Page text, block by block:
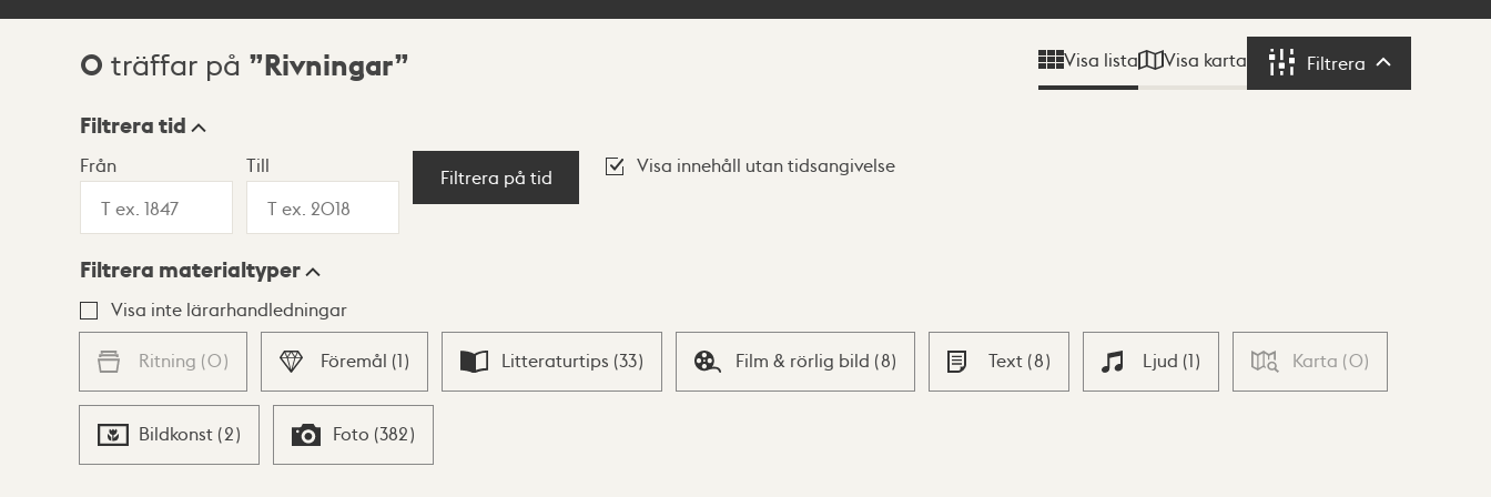
Sökresultat
0 träffar på Rivningar Visa lista Visa karta Filtrera Filtrera
Visningsläge
Lista Karta
Filtrera tid
Från Till
Filtrera på tid
Visa innehåll utan tidsangivelse
Filtrera materialtyper
Visa inte lärarhandledningar
Ritning (0) Föremål (1) Litteraturtips (33) Film & rörlig bild (8) Text (8) Ljud (1) Karta (0)
Bildkonst (2) Foto (382)